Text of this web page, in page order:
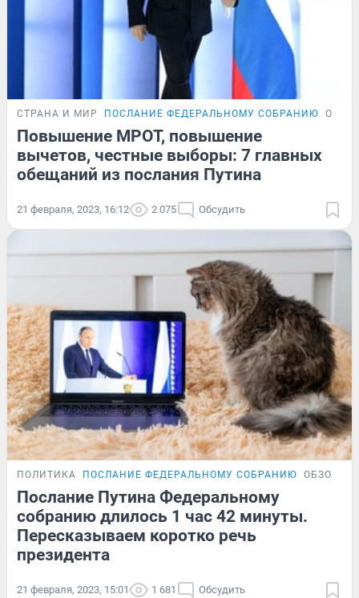
СТРАНА И МИР ПОСЛАНИЕ ФЕДЕРАЛЬНОМУ СОБРАНИЮ
Повышение МРОТ, повышение
вычетов, честные выборы: 7 главных
обещаний из послания Путина
21 февраля, 2023, 16:12 2 075 Обсудить
ПОЛИТИКА ПОСЛАНИЕ ФЕДЕРАЛЬНОМУ СОБРАНИЮ ОБЗОР
Послание Путина Федеральному
собранию длилось 1 час 42 минуты.
Пересказываем коротко речь
президента
21 февраля, 2023, 15:01 1 681 Обсудить